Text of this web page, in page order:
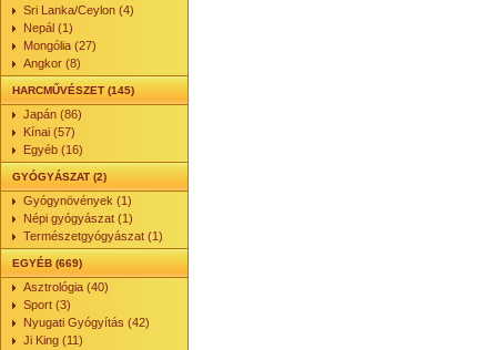
Sri Lanka/Ceylon (4)
Nepál (1)
Mongólia (27)
Angkor (8)
HARCMŰVÉSZET (145)
Japán (86)
Kínai (57)
Egyéb (16)
GYÓGYÁSZAT (2)
Gyógynövények (1)
Népi gyógyászat (1)
Természetgyógyászat (1)
EGYÉB (669)
Asztrológia (40)
Sport (3)
Nyugati Gyógyítás (42)
Ji King (11)